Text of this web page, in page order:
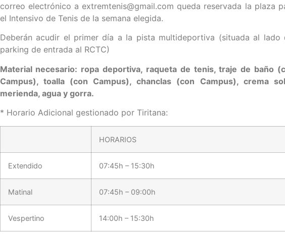
correo electrónico a extremtenis@gmail.com queda reservada la plaza
el Intensivo de Tenis de la semana elegida.
Deberán acudir el primer día a la pista multideportiva (situada al lado
parking de entrada al RCTC)
Material necesario: ropa deportiva, raqueta de tenis, traje de baño
Campus), toalla (con Campus), chanclas (con Campus), crema
merienda, agua y gorra.
* Horario Adicional gestionado por Tiritana:
HORARIOS
Extendido 07:45h – 15:30h
Matinal 07:45h – 09:00h
Vespertino 14:00h – 15:30h